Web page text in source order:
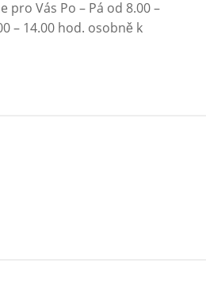
pro Vás Po – Pá od 8.00 –
– 14.00 hod. osobně k